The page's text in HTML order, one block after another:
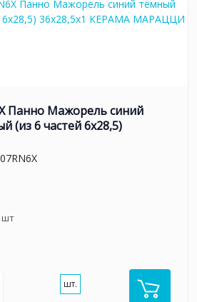
Панно Мажорель синий
(из 6 частей 6х28,5)
шт
шт.